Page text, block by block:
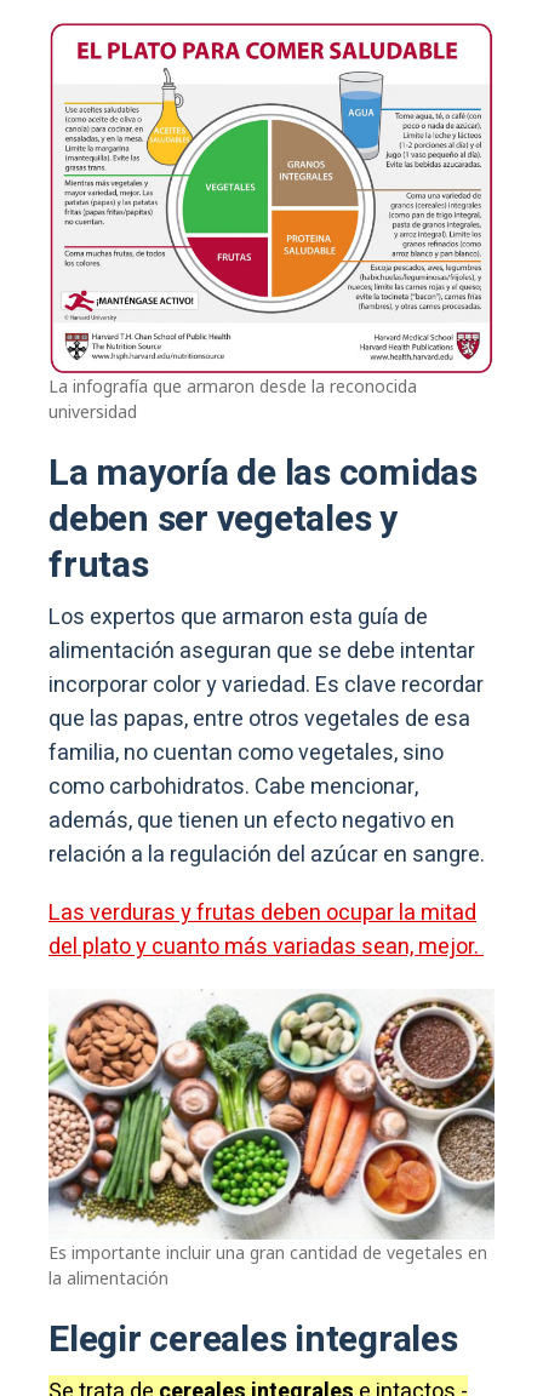
La infografía que armaron desde la reconocida
universidad
La mayoría de las comidas
deben ser vegetales y
frutas
Los expertos que armaron esta guía de
alimentación aseguran que se debe intentar
incorporar color y variedad. Es clave recordar
que las papas, entre otros vegetales de esa
familia, no cuentan como vegetales, sino
como carbohidratos. Cabe mencionar,
además, que tienen un efecto negativo en
relación a la regulación del azúcar en sangre.
Las verduras y frutas deben ocupar la mitad
del plato y cuanto más variadas sean, mejor.
Es importante incluir una gran cantidad de vegetales en
la alimentación
Elegir cereales integrales